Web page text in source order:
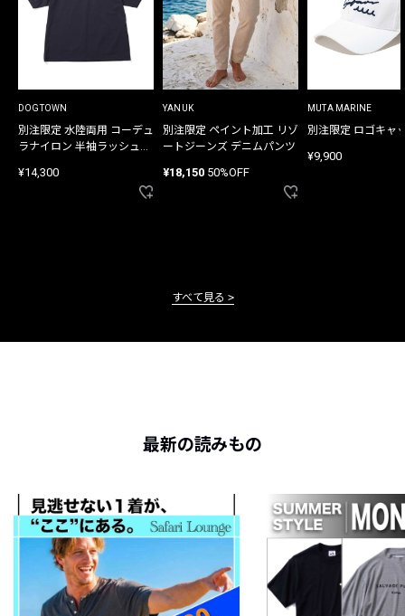
DOGTOWN
別注限定 水陸両用 コーデュ
ラナイロン 半袖ラッシュガ
¥14,300
YANUK
別注限定 ペイント加工 リゾ
ートジーンズ デニムパンツ
¥18,150 50%OFF
MUTA MARINE
別注限定 ロゴキャ
¥9,900
すべて見る
最新の読みもの